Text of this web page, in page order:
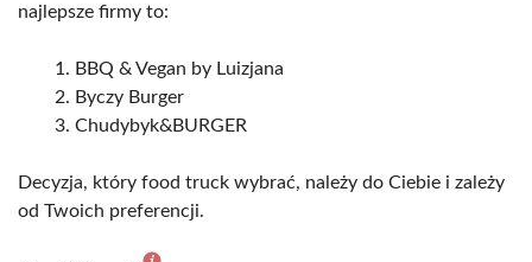
najlepsze firmy to:
BBQ & Vegan by Luizjana
Byczy Burger
Chudybyk&BURGER
Decyzja, który food truck wybrać, należy do Ciebie i zależy
od Twoich preferencji.